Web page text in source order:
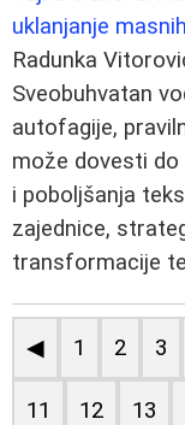
uklanjanje
Radunka
Sveobuhvatan
autofagije,
može dovesti do
i poboljšanja
zajednice,
transformacije
◀ 1 2 3
11 12 13